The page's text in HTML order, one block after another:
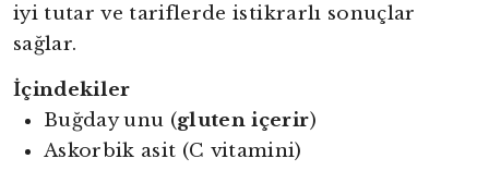
iyi tutar ve tariflerde istikrarlı sonuçlar
sağlar.
İçindekiler
Buğday unu (gluten içerir)
Askorbik asit (C vitamini)